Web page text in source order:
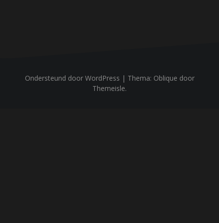
Ondersteund door WordPress | Thema: Oblique door
Themeisle.